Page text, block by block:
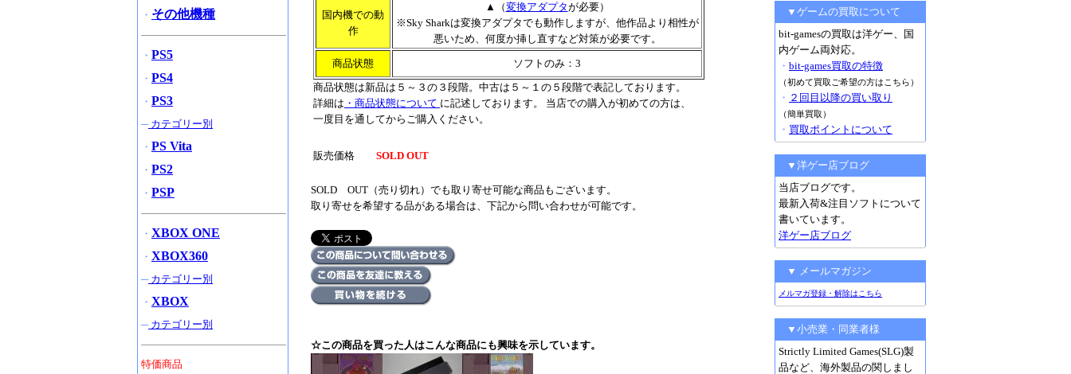
国内機での動
作
▲（変換アダプタが必要）
※Sky Sharkは変換アダプタでも動作しますが、他作品より相性が
悪いため、何度か挿し直すなど対策が必要です。
商品状態
ソフトのみ：3
商品状態は新品は５～３の３段階。中古は５～１の５段階で表記しております。
詳細は ・商品状態について に記述しております。 当店での購入が初めての方は、
一度目を通してからご購入ください。
販売価格 SOLD OUT
SOLD OUT（売り切れ）でも取り寄せ可能な商品もございます。
取り寄せを希望する品がある場合は、下記から問い合わせが可能です。
☆この商品を買った人はこんな商品にも興味を示しています。
・ その他機種
・ PS5
・ PS4
・ PS3
─カテゴリー別
・ PS Vita
・ PS2
・ PSP
・ XBOX ONE
・ XBOX360
─カテゴリー別
・ XBOX
─カテゴリー別
特価商品
▼ゲームの買取について
bit-gamesの買取は洋ゲー、国
内ゲーム両対応。
・ bit-games買取の特徴
（初めて買取ご希望の方はこちら）
・ ２回目以降の買い取り
（簡単買取）
・ 買取ポイントについて
▼洋ゲー店ブログ
当店ブログです。
最新入荷&注目ソフトについて
書いています。
洋ゲー店ブログ
▼ メールマガジン
メルマガ登録・解除はこちら
▼小売業・同業者様
Strictly Limited Games(SLG)製
品など、海外製品の関しまし